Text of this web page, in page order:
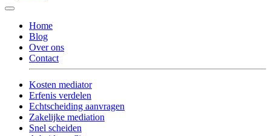
Home
Blog
Over ons
Contact
Kosten mediator
Erfenis verdelen
Echtscheiding aanvragen
Zakelijke mediation
Snel scheiden